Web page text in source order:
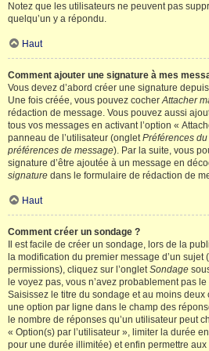
Notez que les utilisateurs ne peuvent pas
quelqu’un y a répondu.
Haut
Comment ajouter une signature à mes
Vous devez d’abord créer une signature
Une fois créée, vous pouvez cocherAttacher
rédaction de message. Vous pouvez aussi
tous vos messages en activant l’option «
panneau de l’utilisateur (ongletPréférences
préférences de message). Par la suite, vous
signature d’être ajoutée à un message en
signature dans le formulaire de rédaction de
Haut
Comment créer un sondage ?
Il est facile de créer un sondage, lors de la
la modification du premier message d’un sujet
permissions), cliquez sur l’ongletSondage
le voyez pas, vous n’avez probablement pas
Saisissez le titre du sondage et au moins
une option par ligne dans le champ des
le nombre de réponses qu’un utilisateur peut
« Option(s) par l’utilisateur », limiter la durée
pour une durée illimitée) et enfin permettre